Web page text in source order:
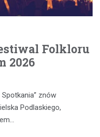
Folkloru
2026
znów
Podlaskiego,